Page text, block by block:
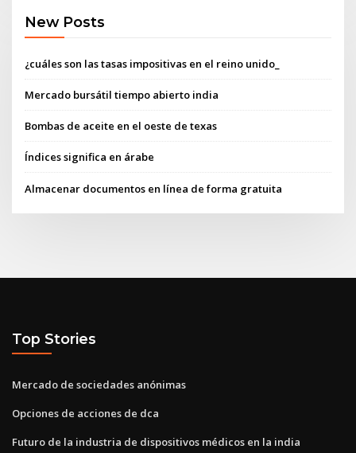
New Posts
¿cuáles son las tasas impositivas en el reino unido_
Mercado bursátil tiempo abierto india
Bombas de aceite en el oeste de texas
Índices significa en árabe
Almacenar documentos en línea de forma gratuita
Top Stories
Mercado de sociedades anónimas
Opciones de acciones de dca
Futuro de la industria de dispositivos médicos en la india